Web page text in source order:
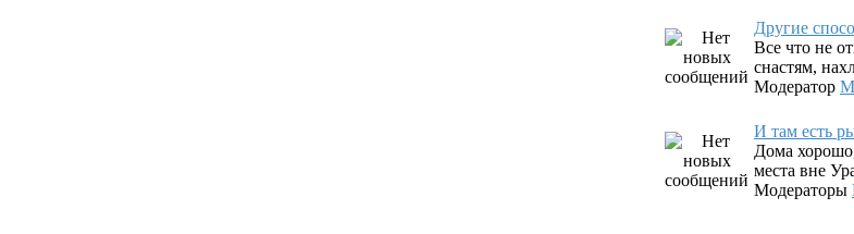
Другие
Все что не
снастям,
Модератор
И там есть
Дома
места вне
Модераторы